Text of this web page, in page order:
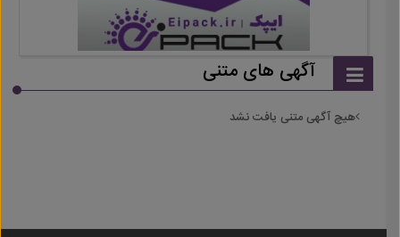
آگهی های متنی
هیچ آگهی متنی یافت نشد